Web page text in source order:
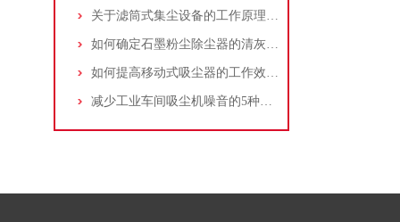
关于滤筒式集尘设备的工作原理及特点说明
如何确定石墨粉尘除尘器的清灰速度？
如何提高移动式吸尘器的工作效率？
减少工业车间吸尘机噪音的5种方法